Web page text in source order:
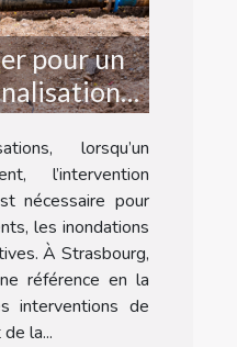
pour un
?
lorsqu’un
l’intervention
nécessaire pour
les inondations
À Strasbourg,
référence en la
interventions de
la...